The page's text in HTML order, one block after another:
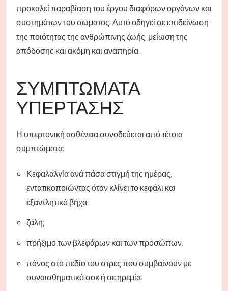
προκαλεί παραβίαση του έργου διαφόρων οργάνων και
συστημάτων του σώματος. Αυτό οδηγεί σε επιδείνωση
της ποιότητας της ανθρώπινης ζωής, μείωση της
απόδοσης και ακόμη και αναπηρία.
ΣΥΜΠΤΏΜΑΤΑ
ΥΠΈΡΤΑΣΗΣ
Η υπερτονική ασθένεια συνοδεύεται από τέτοια
συμπτώματα:
Κεφαλαλγία ανά πάσα στιγμή της ημέρας,
εντατικοποιώντας όταν κλίνει το κεφάλι και
εξαντλητικό βήχα.
ζάλη;
πρήξιμο των βλεφάρων και των προσώπων.
πόνος στο πεδίο του στρες που συμβαίνουν με
συναισθηματικό σοκ ή σε ηρεμία.